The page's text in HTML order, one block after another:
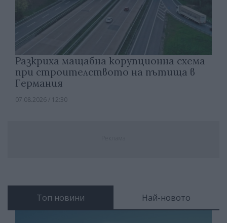
Разкриха мащабна корупционна схема
при строителството на пътища в
Германия
07.08.2026 / 12:30
Топ новини Най-новото